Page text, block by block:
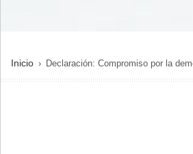
SOBRESCRIBIR
ENLACES
Inicio Declaración: Compromiso por la